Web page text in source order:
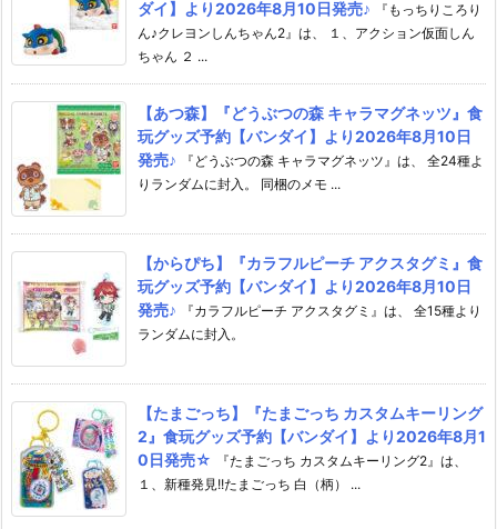
ダイ】より2026年8月10日発売♪
『もっちりころり
ん♪クレヨンしんちゃん2』は、 １、アクション仮面しん
ちゃん ２ ...
【あつ森】『どうぶつの森 キャラマグネッツ』食
玩グッズ予約【バンダイ】より2026年8月10日
発売♪
『どうぶつの森 キャラマグネッツ』は、 全24種よ
りランダムに封入。 同梱のメモ ...
【からぴち】『カラフルピーチ アクスタグミ』食
玩グッズ予約【バンダイ】より2026年8月10日
発売♪
『カラフルピーチ アクスタグミ』は、 全15種より
ランダムに封入。
【たまごっち】『たまごっち カスタムキーリング
2』食玩グッズ予約【バンダイ】より2026年8月1
0日発売☆
『たまごっち カスタムキーリング2』は、
１、新種発見!!たまごっち 白（柄） ...